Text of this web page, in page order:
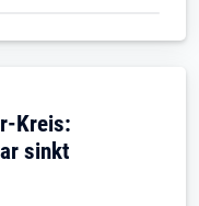
Kreis:
sinkt